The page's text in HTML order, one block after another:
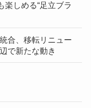
楽しめる“足立ブラ
合、移転リニュー
で新たな動き